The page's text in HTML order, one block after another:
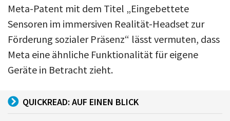
Meta-Patent mit dem Titel „Eingebettete
Sensoren im immersiven Realität-Headset zur
Förderung sozialer Präsenz“ lässt vermuten, dass
Meta eine ähnliche Funktionalität für eigene
Geräte in Betracht zieht.
QUICKREAD: AUF EINEN BLICK